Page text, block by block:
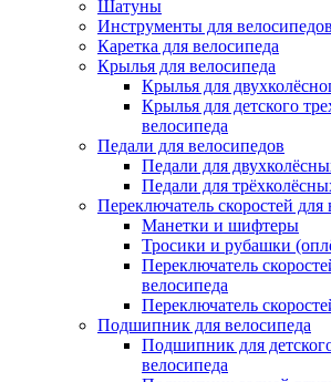
Шатуны
Инструменты для велосипедов
Каретка для велосипеда
Крылья для велосипеда
Крылья для
Крылья для детского
велосипеда
Педали для велосипедов
Педали для
Педали для
Переключатель скоростей для
Манетки и шифтеры
Тросики и рубашки
Переключатель
велосипеда
Переключатель
Подшипник для велосипеда
Подшипник для
велосипеда